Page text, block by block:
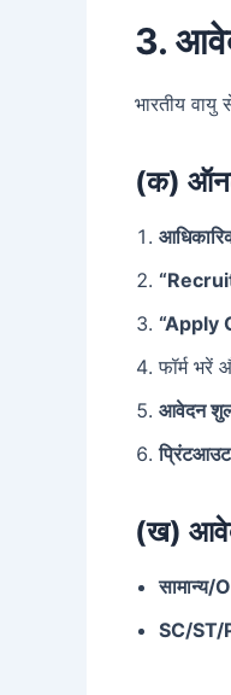
3.
भारतीय वायु
(क)
“Apply
फॉर्म भरें
आवेदन
प्रिंटआउट
(ख)
सामान्य/
SC/ST/